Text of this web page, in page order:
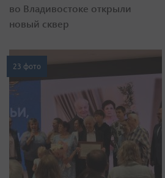
во Владивостоке открыли
новый сквер
23 фото